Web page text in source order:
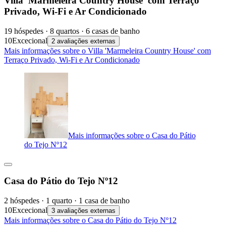
Privado, Wi-Fi e Ar Condicionado
19 hóspedes · 8 quartos · 6 casas de banho
10Excecional 2 avaliações externas
Mais informações sobre o Villa 'Marmeleira Country House' com
Terraço Privado, Wi-Fi e Ar Condicionado
Mais informações sobre o Casa do Pátio
do Tejo Nº12
Casa do Pátio do Tejo Nº12
2 hóspedes · 1 quarto · 1 casa de banho
10Excecional 3 avaliações externas
Mais informações sobre o Casa do Pátio do Tejo Nº12